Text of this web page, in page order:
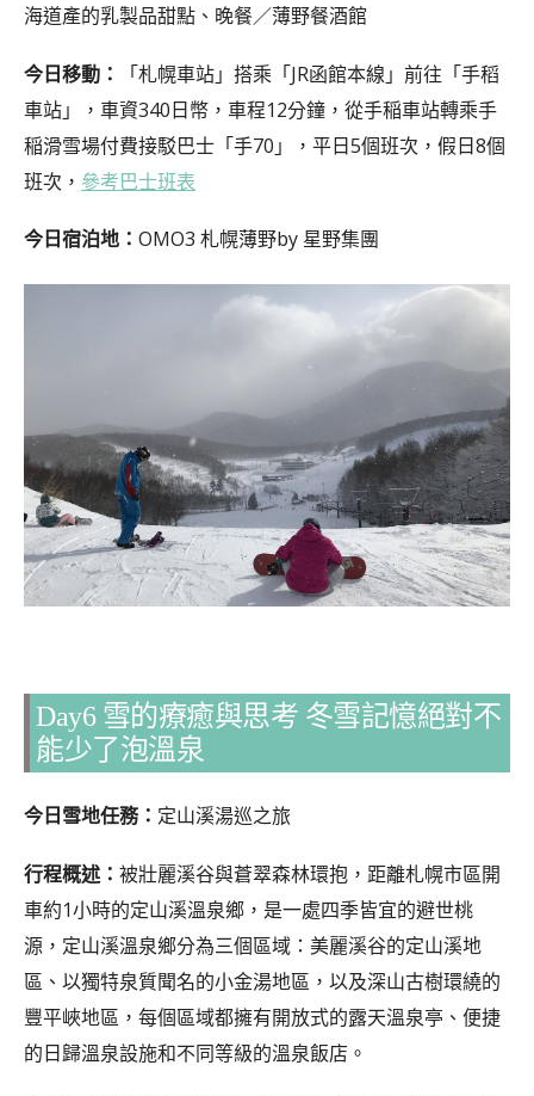
海道產的乳製品甜點、晚餐／薄野餐酒館
今日移動：
「札幌車站」搭乘「JR函館本線」前往「手稻
車站」，車資340日幣，車程12分鐘，從手稲車站轉乘手
稲滑雪場付費接駁巴士「手70」，平日5個班次，假日8個
班次， 參考巴士班表
今日宿泊地： OMO3 札幌薄野by 星野集團
Day6 雪的療癒與思考 冬雪記憶絕對不
能少了泡溫泉
今日雪地任務： 定山溪湯巡之旅
行程概述： 被壯麗溪谷與蒼翠森林環抱，距離札幌市區開
車約1小時的定山溪溫泉鄉，是一處四季皆宜的避世桃
源，定山溪溫泉鄉分為三個區域：美麗溪谷的定山溪地
區、以獨特泉質聞名的小金湯地區，以及深山古樹環繞的
豐平峽地區，每個區域都擁有開放式的露天溫泉亭、便捷
的日歸溫泉設施和不同等級的溫泉飯店。